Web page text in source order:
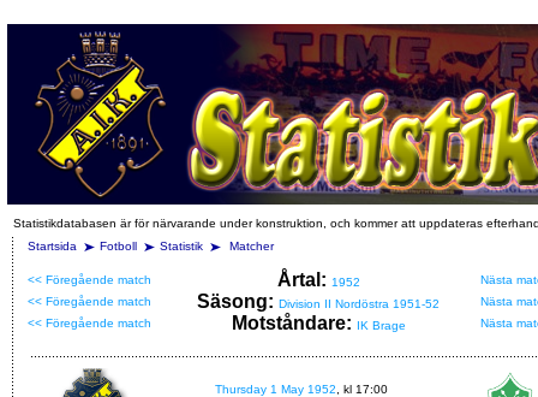
Statistikdatabasen är för närvarande under konstruktion, och kommer att uppdateras
Startsida
Fotboll Statistik Matcher
<< Föregående match Årtal: 1952
Nästa
<< Föregående match
Säsong: Division II Nordöstra 1951-52
Nästa
<< Föregående match
Motståndare: IK Brage Nästa
Thursday 1 May 1952 , kl 17:00